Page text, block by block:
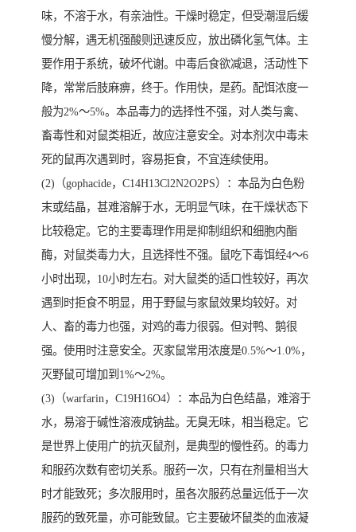
味，不溶于水，有亲油性。干燥时稳定，但受潮湿后缓
慢分解，遇无机强酸则迅速反应，放出磷化氢气体。主
要作用于系统，破坏代谢。中毒后食欲减退，活动性下
降，常常后肢麻痹，终于。作用快，是药。配饵浓度一
般为2%～5%。本品毒力的选择性不强，对人类与禽、
畜毒性和对鼠类相近，故应注意安全。对本剂次中毒未
死的鼠再次遇到时，容易拒食，不宜连续使用。
(2)（gophacide，C14H13Cl2N2O2PS）：本品为白色粉
末或结晶，甚难溶解于水，无明显气味，在干燥状态下
比较稳定。它的主要毒理作用是抑制组织和细胞内酯
酶，对鼠类毒力大，且选择性不强。鼠吃下毒饵经4～6
小时出现，10小时左右。对大鼠类的适口性较好，再次
遇到时拒食不明显，用于野鼠与家鼠效果均较好。对
人、畜的毒力也强，对鸡的毒力很弱。但对鸭、鹅很
强。使用时注意安全。灭家鼠常用浓度是0.5%～1.0%，
灭野鼠可增加到1%～2%。
(3)（warfarin，C19H16O4）：本品为白色结晶，难溶于
水，易溶于碱性溶液成钠盐。无臭无味，相当稳定。它
是世界上使用广的抗灭鼠剂，是典型的慢性药。的毒力
和服药次数有密切关系。服药一次，只有在剂量相当大
时才能致死；多次服用时，虽各次服药总量远低于一次
服药的致死量，亦可能致鼠。它主要破坏鼠类的血液凝